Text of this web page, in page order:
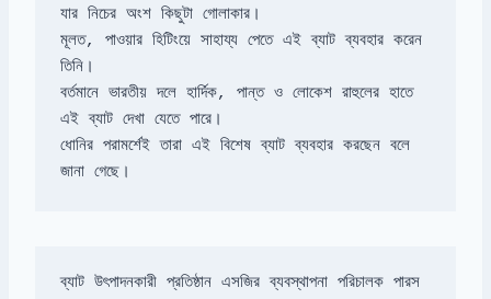
মূলত, পাওয়ার হিটিংয়ে সাহায্য পেতে এই ব্যাট ব্যবহার করেন
বর্তমানে ভারতীয় দলে হার্দিক, পান্ত ও লোকেশ রাহুলের হাতে
ধোনির পরামর্শেই তারা এই বিশেষ ব্যাট ব্যবহার করছেন বলে
জানা গেছে।
ব্যাট উৎপাদনকারী প্রতিষ্ঠান এসজির ব্যবস্থাপনা পরিচালক পারস